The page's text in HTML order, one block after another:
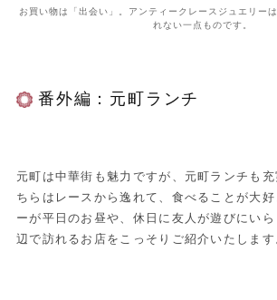
お買い物は「出会い」。アンティークレースジュエリー
れない一点ものです。
番外編：元町ランチ
元町は中華街も魅力ですが、元町ランチも充
ちらはレースから逸れて、食べることが大好
ーが平日のお昼や、休日に友人が遊びにい
辺で訪れるお店をこっそりご紹介いたします